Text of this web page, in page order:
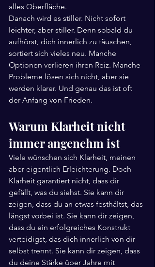
alles Oberfläche.
Danach wird es stiller. Nicht sofort
leichter, aber stiller. Denn sobald du
aufhörst, dich innerlich zu täuschen,
sortiert sich vieles neu. Manche
Optionen verlieren ihren Reiz. Manche
Probleme lösen sich nicht, aber sie
werden klarer. Und genau das ist oft
der Anfang von Frieden.
Warum Klarheit nicht
immer angenehm ist
Viele wünschen sich Klarheit, meinen
aber eigentlich Erleichterung. Doch
Klarheit garantiert nicht, dass dir
gefällt, was du siehst. Sie kann dir
zeigen, dass du an etwas festhältst, das
längst vorbei ist. Sie kann dir zeigen,
dass du ein erfolgreiches Konstrukt
verteidigst, das dich innerlich von dir
selbst trennt. Sie kann dir zeigen, dass
du deine Stärke über Jahre mit